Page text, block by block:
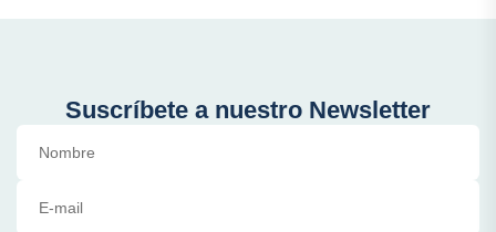
Suscríbete a nuestro Newsletter